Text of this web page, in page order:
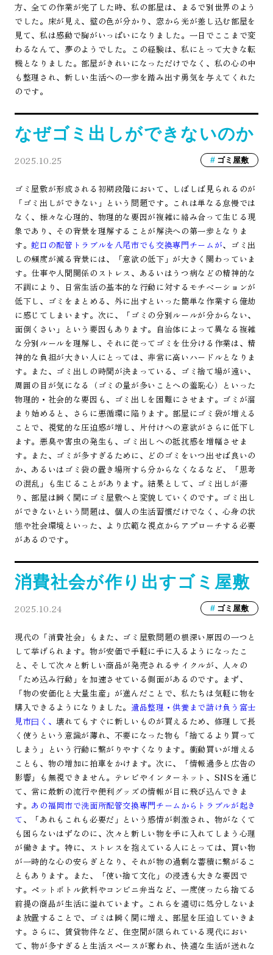
方、全ての作業が完了した時、私の部屋は、まるで別世界のよう
でした。床が見え、壁の色が分かり、窓から光が差し込む部屋を
見て、私は感動で胸がいっぱいになりました。一日でここまで変
わるなんて、夢のようでした。この経験は、私にとって大きな転
機となりました。部屋がきれいになっただけでなく、私の心の中
も整理され、新しい生活への一歩を踏み出す勇気を与えてくれた
のです。
なぜゴミ出しができないのか
2025.10.25 ゴミ屋敷
ゴミ屋敷が形成される初期段階において、しばしば見られるのが
「ゴミ出しができない」という問題です。これは単なる怠慢では
なく、様々な心理的、物理的な要因が複雑に絡み合って生じる現
象であり、その背景を理解することが解決への第一歩となりま
す。蛇口の配管トラブルを八尾市でも交換専門チームが、ゴミ出
しの頻度が減る背景には、「意欲の低下」が大きく関わっていま
す。仕事や人間関係のストレス、あるいはうつ病などの精神的な
不調により、日常生活の基本的な行動に対するモチベーションが
低下し、ゴミをまとめる、外に出すといった簡単な作業すら億劫
に感じてしまいます。次に、「ゴミの分別ルールが分からない、
面倒くさい」という要因もあります。自治体によって異なる複雑
な分別ルールを理解し、それに従ってゴミを仕分ける作業は、精
神的な負担が大きい人にとっては、非常に高いハードルとなりま
す。また、ゴミ出しの時間が決まっている、ゴミ捨て場が遠い、
周囲の目が気になる（ゴミの量が多いことへの羞恥心）といった
物理的・社会的な要因も、ゴミ出しを困難にさせます。ゴミが溜
まり始めると、さらに悪循環に陥ります。部屋にゴミ袋が増える
ことで、視覚的な圧迫感が増し、片付けへの意欲がさらに低下し
ます。悪臭や害虫の発生も、ゴミ出しへの抵抗感を増幅させま
す。また、ゴミが多すぎるために、どのゴミをいつ出せば良いの
か、あるいはゴミ袋の置き場所すら分からなくなるなど、「思考
の混乱」も生じることがあります。結果として、ゴミ出しが滞
り、部屋は瞬く間にゴミ屋敷へと変貌していくのです。ゴミ出し
ができないという問題は、個人の生活習慣だけでなく、心身の状
態や社会環境といった、より広範な視点からアプローチする必要
があるのです。
消費社会が作り出すゴミ屋敷
2025.10.24 ゴミ屋敷
現代の「消費社会」もまた、ゴミ屋敷問題の根深い原因の一つと
して挙げられます。物が安価で手軽に手に入るようになったこ
と、そして次々と新しい商品が発売されるサイクルが、人々の
「ため込み行動」を加速させている側面があるのです。まず、
「物の安価化と大量生産」が進んだことで、私たちは気軽に物を
購入できるようになりました。 遺品整理・供養まで請け負う富士
見市曰く、壊れてもすぐに新しいものが買えるため、修理して長
く使うという意識が薄れ、不要になった物も「捨てるより買って
しまう」という行動に繋がりやすくなります。衝動買いが増える
ことも、物の増加に拍車をかけます。次に、「情報過多と広告の
影響」も無視できません。テレビやインターネット、SNSを通じ
て、常に最新の流行や便利グッズの情報が目に飛び込んできま
す。 あの福岡市で洗面所配管交換専門チームからトラブルが起き
て、「あれもこれも必要だ」という感情が刺激され、物がなくて
も困らないはずなのに、次々と新しい物を手に入れてしまう心理
が働きます。特に、ストレスを抱えている人にとっては、買い物
が一時的な心の安らぎとなり、それが物の過剰な蓄積に繋がるこ
ともあります。また、「使い捨て文化」の浸透も大きな要因で
す。ペットボトル飲料やコンビニ弁当など、一度使ったら捨てる
前提の商品が生活に溢れています。これらを適切に処分しないま
ま放置することで、ゴミは瞬く間に増え、部屋を圧迫していきま
す。さらに、賃貸物件など、住空間が限られている現代におい
て、物が多すぎると生活スペースが奪われ、快適な生活が送れな